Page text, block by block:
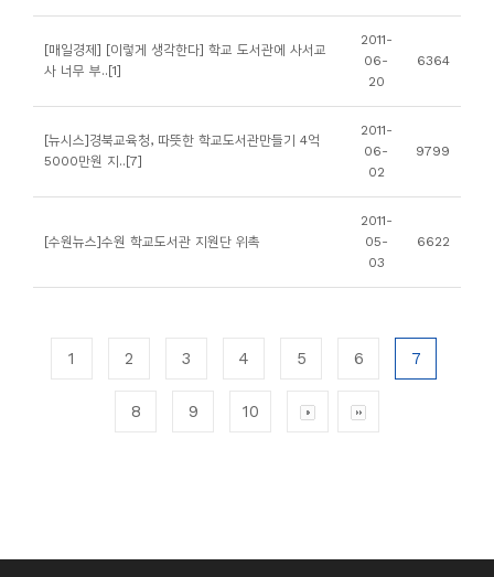
[매일경제] [이렇게 생각한다] 학교 도서관에 사서교
사 너무 부..[1]
2011-
06-
20
6364
[뉴시스]경북교육청, 따뜻한 학교도서관만들기 4억
5000만원 지..[7]
2011-
06-
02
9799
[수원뉴스]수원 학교도서관 지원단 위촉
2011-
05-
03
6622
1 2 3 4 5 6 7
8 9 10